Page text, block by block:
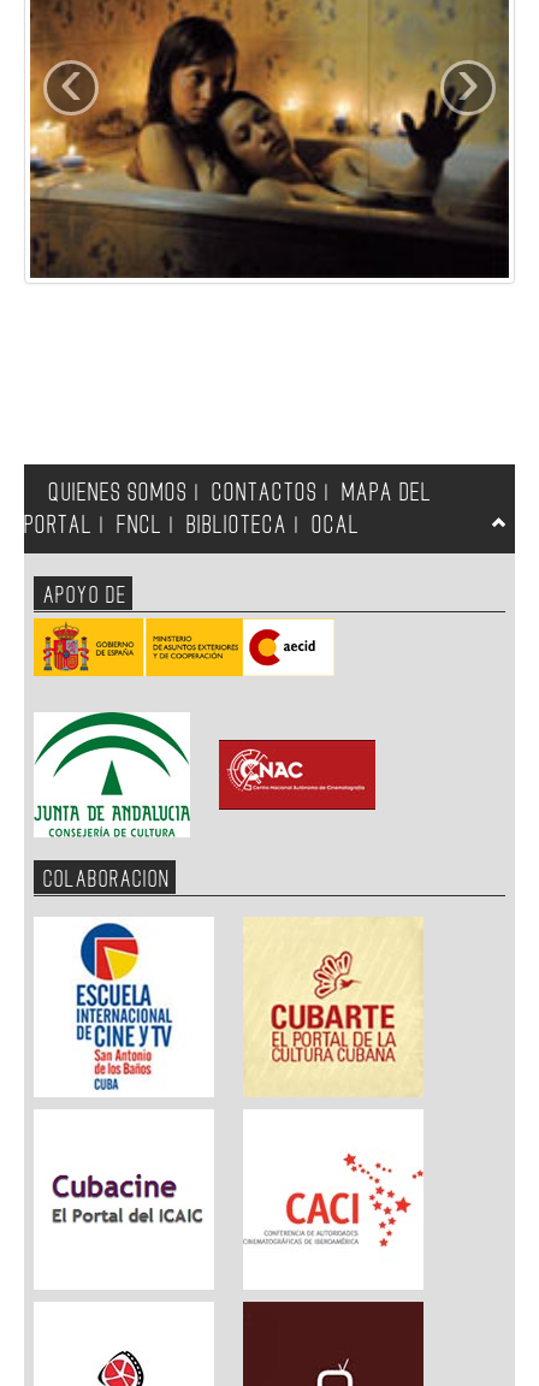
‹ ›
QUIENES SOMOS CONTACTOS
MAPA DEL
PORTAL
FNCL BIBLIOTECA OCAL
APOYO DE
COLABORACION